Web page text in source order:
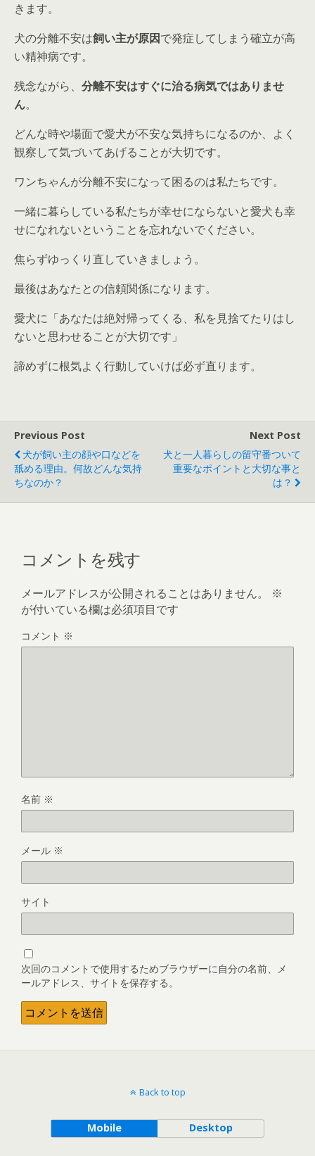
きます。
犬の分離不安は飼い主が原因で発症してしまう確立が高
い精神病です。
残念ながら、 分離不安はすぐに治る病気ではありませ
ん。
どんな時や場面で愛犬が不安な気持ちになるのか、よく
観察して気づいてあげることが大切です。
ワンちゃんが分離不安になって困るのは私たちです。
一緒に暮らしている私たちが幸せにならないと愛犬も幸
せになれないということを忘れないでください。
焦らずゆっくり直していきましょう。
最後はあなたとの信頼関係になります。
愛犬に「あなたは絶対帰ってくる、私を見捨てたりはし
ないと思わせることが大切です」
諦めずに根気よく行動していけば必ず直ります。
Previous Post
犬が飼い主の顔や口などを
舐める理由。何故どんな気持
ちなのか？
Next Post
犬と一人暮らしの留守番ついて
重要なポイントと大切な事と
は？
コメントを残す
メールアドレスが公開されることはありません。
※
が付いている欄は必須項目です
コメント ※
名前 ※
メール ※
サイト
次回のコメントで使用するためブラウザーに自分の名前、メ
ールアドレス、サイトを保存する。
Back to top
Mobile Desktop